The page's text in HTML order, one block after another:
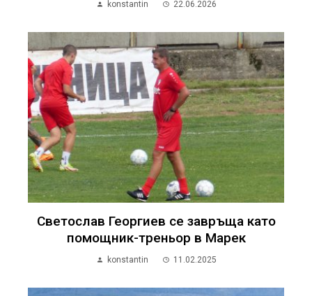
konstantin 22.06.2026
Светослав Георгиев се завръща като
помощник-треньор в Марек
konstantin 11.02.2025